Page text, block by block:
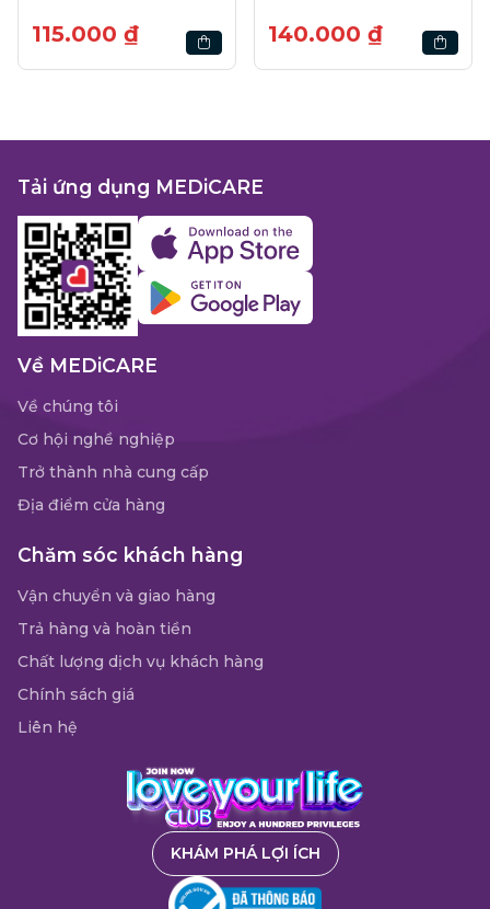
115.000 ₫ 140.000 ₫
Tải ứng dụng MEDiCARE
Về MEDiCARE
Về chúng tôi
Cơ hội nghề nghiệp
Trở thành nhà cung cấp
Địa điểm cửa hàng
Chăm sóc khách hàng
Vận chuyển và giao hàng
Trả hàng và hoàn tiền
Chất lượng dịch vụ khách hàng
Chính sách giá
Liên hệ
KHÁM PHÁ LỢI ÍCH